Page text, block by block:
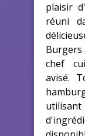
plaisir
réuni
chef
avisé.